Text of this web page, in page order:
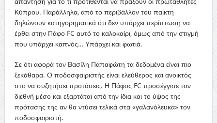
Κύπρου. Παράλληλα, από το περιβάλλον του παίκτη
δηλώνουν κατηγορηματικά ότι δεν υπάρχει περίπτωση να
έρθει στην Πάφο FC αυτό το καλοκαίρι, όμως από την στιγμή
που υπάρχει καπνός… Υπάρχει και φωτιά.
Σε ότι αφορά τον Βασίλη Παπαφώτη τα δεδομένα είναι πιο
ξεκάθαρα. Ο ποδοσφαιριστής είναι ελεύθερος και ανοικτός
στο να συζητήσει προτάσεις. Η Πάφος FC προσέγγισε τον
διεθνή μέσο και εξαρτάται από την ίδια και το ύψος της
πρότασης της αν θα ντύσει τελικά στα «γαλανόλευκα» τον
ποδοσφαιριστή.